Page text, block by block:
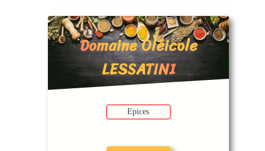
Domaine Oléicole
LESSATINI
Epices